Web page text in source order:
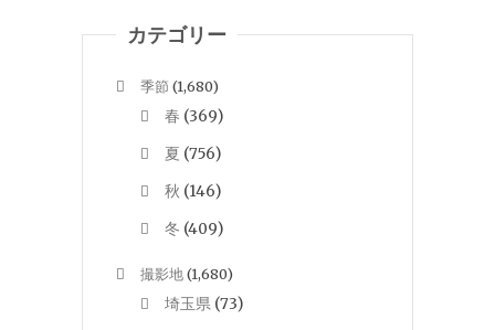
カテゴリー
季節 (1,680)
春 (369)
夏 (756)
秋 (146)
冬 (409)
撮影地(1,680)
埼玉県 (73)